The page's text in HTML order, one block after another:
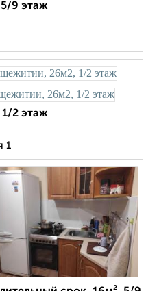
9 этаж
2 этаж
1